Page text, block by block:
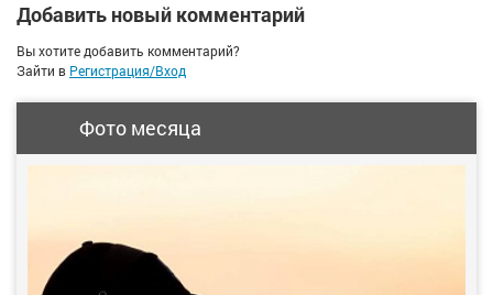
Добавить новый комментарий
Вы хотите добавить комментарий?
Зайти в Регистрация/Вход
Фото месяца